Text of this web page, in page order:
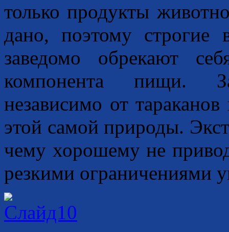
только продукты
дано, поэтому строгие
заведомо обрекают
компонента пищи.
независимо от
этой самой природы.
чему хорошему не
резкими ограничениями